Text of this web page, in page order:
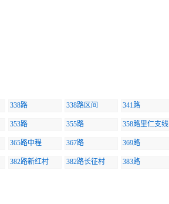
338路 338路区间 341路
353路 355路 358路里仁支线
365路中程 367路 369路
382路新红村 382路长征村 383路